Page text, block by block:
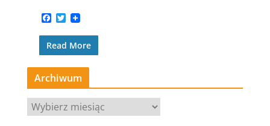
F
a
c
e
b
o
o
k
T
w
i
t
t
e
r
Read More
Archiwum
A
r